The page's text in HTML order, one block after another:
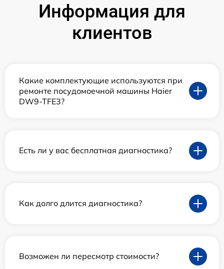
Информация для
клиентов
Какие комплектующие используются при
ремонте посудомоечной машины Haier
DW9-TFE3?
Есть ли у вас бесплатная диагностика?
Как долго длится диагностика?
Возможен ли пересмотр стоимости?